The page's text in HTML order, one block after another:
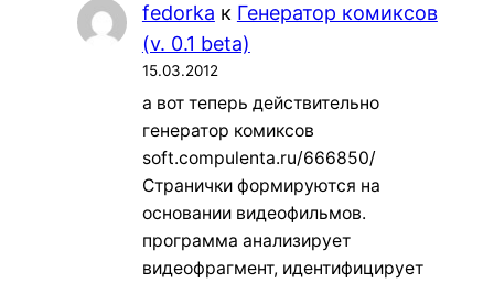
fedorka к Генератор комиксов
(v. 0.1 beta)
15.03.2012
а вот теперь действительно
генератор комиксов
soft.compulenta.ru/666850/
Странички формируются на
основании видеофильмов.
программа анализирует
видеофрагмент, идентифицирует